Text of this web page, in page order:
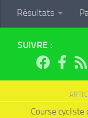
Résultats
SUIVRE :
Course cycliste